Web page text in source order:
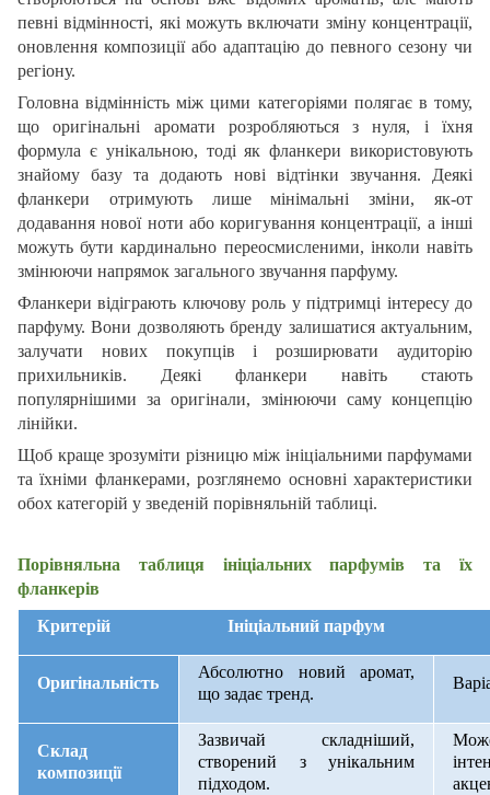
певні відмінності, які можуть включати зміну концентрації,
оновлення композиції або адаптацію до певного сезону чи
регіону.
Головна відмінність між цими категоріями полягає в тому,
що оригінальні аромати розробляються з нуля, і їхня
формула є унікальною, тоді як фланкери використовують
знайому базу та додають нові відтінки звучання. Деякі
фланкери отримують лише мінімальні зміни, як-от
додавання нової ноти або коригування концентрації, а інші
можуть бути кардинально переосмисленими, інколи навіть
змінюючи напрямок загального звучання парфуму.
Фланкери відіграють ключову роль у підтримці інтересу до
парфуму. Вони дозволяють бренду залишатися актуальним,
залучати нових покупців і розширювати аудиторію
прихильників. Деякі фланкери навіть стають
популярнішими за оригінали, змінюючи саму концепцію
лінійки.
Щоб краще зрозуміти різницю між ініціальними парфумами
та їхніми фланкерами, розглянемо основні характеристики
обох категорій у зведеній порівняльній таблиці.
Порівняльна таблиця ініціальних парфумів та їх
фланкерів
Критерій
Ініціальний парфум
Оригінальність
Абсолютно новий аромат,
що задає тренд.
Склад
композиції
Зазвичай складніший,
створений з унікальним
підходом.